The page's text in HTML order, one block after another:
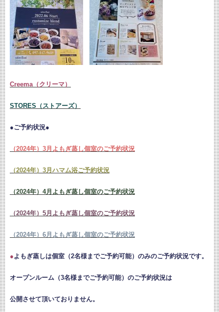
Creema（クリーマ）
STORES（ストアーズ）
●ご予約状況●
（2024年）3月よもぎ蒸し個室のご予約状況
（2024年）3月ハマム浴ご予約状況
（2024年）4月よもぎ蒸し個室のご予約状況
（2024年）5月よもぎ蒸し個室のご予約状況
（2024年）6月よもぎ蒸し個室のご予約状況
●よもぎ蒸しは個室（2名様までご予約可能）のみのご予約状況です。
オープンルーム（3名様までご予約可能）のご予約状況は
公開させて頂いておりません。